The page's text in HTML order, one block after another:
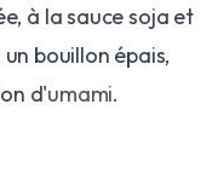
à la sauce soja et
bouillon épais,
d'umami.